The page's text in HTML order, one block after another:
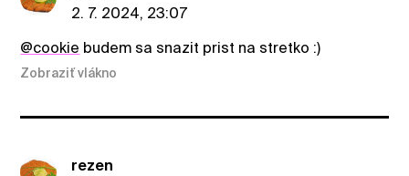
2. 7. 2024, 23:07
@cookie budem sa snazit prist na stretko :)
Zobraziť vlákno
rezen